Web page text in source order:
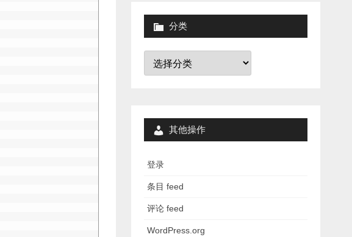
分类
分
其他操作
登录
条目 feed
评论 feed
WordPress.org